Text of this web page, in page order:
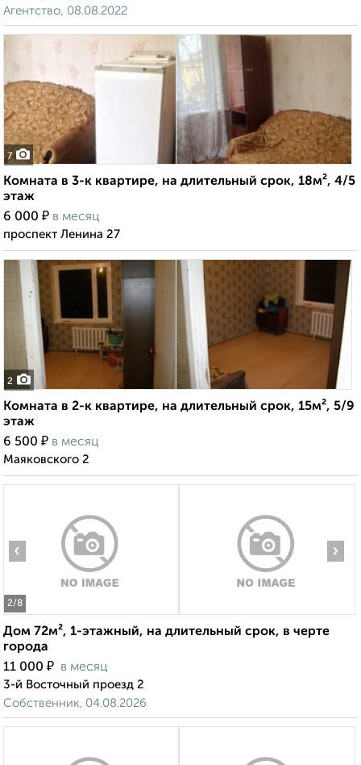
Агентство, 08.08.2022
7
Комната в 3-к квартире, на длительный срок, 18м², 4/5
этаж
6 000 ₽ в месяц
проспект Ленина 27
2
Комната в 2-к квартире, на длительный срок, 15м², 5/9
этаж
6 500 ₽ в месяц
Маяковского 2
2/8
‹ ›
Дом 72м², 1-этажный, на длительный срок, в черте
города
11 000 ₽ в месяц
3-й Восточный проезд 2
Собственник, 04.08.2026